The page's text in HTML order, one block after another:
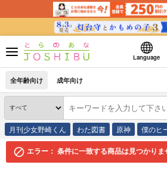
Language
全年齢向け 成年向け
月刊少女野崎くん わた図書 原神 僕のヒ
エラー： 条件に一致する商品は見つかりま